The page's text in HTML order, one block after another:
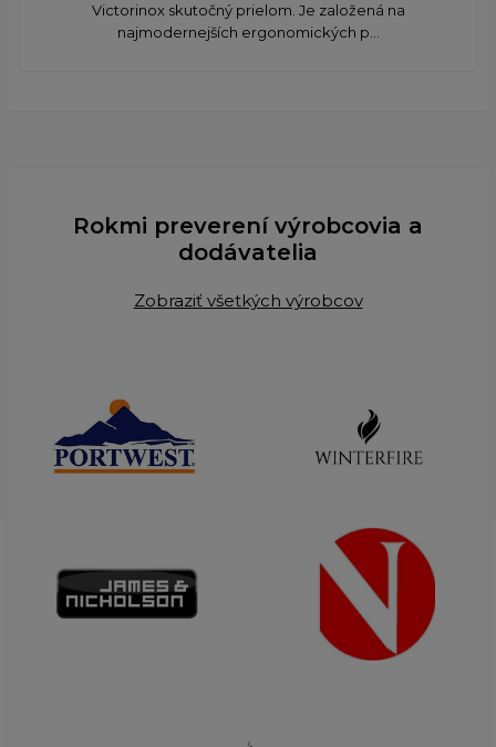
Victorinox skutočný prielom. Je založená na
najmodernejších ergonomických p...
Rokmi preverení výrobcovia a
dodávatelia
Zobraziť všetkých výrobcov